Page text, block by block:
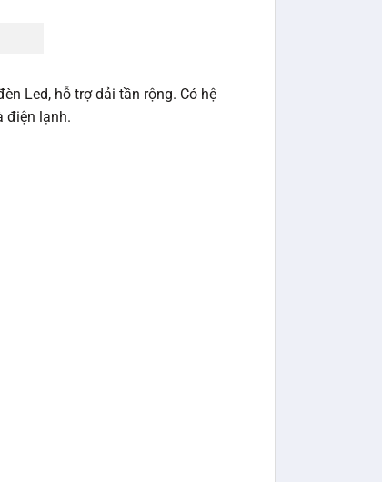
Led, hỗ trợ dải tần rộng. Có hệ
điện lạnh.